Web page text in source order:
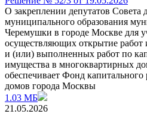
О закреплении депутатов Совета
муниципального образования
Черемушки в городе Москве для
осуществляющих открытие работ
и (или) выполненных работ по
имущества в многоквартирных
обеспечивает Фонд
домов города Москвы
1.03 МБ
21.05.2026